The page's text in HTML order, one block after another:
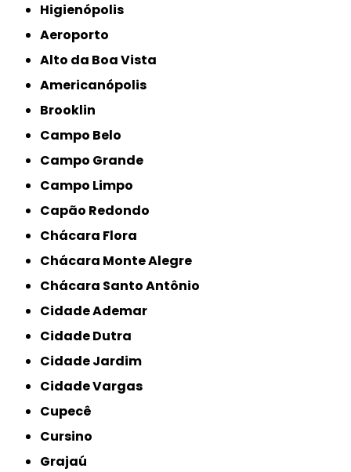
Higienópolis
Aeroporto
Alto da Boa Vista
Americanópolis
Brooklin
Campo Belo
Campo Grande
Campo Limpo
Capão Redondo
Chácara Flora
Chácara Monte Alegre
Chácara Santo Antônio
Cidade Ademar
Cidade Dutra
Cidade Jardim
Cidade Vargas
Cupecê
Cursino
Grajaú